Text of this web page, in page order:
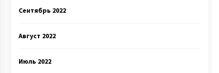
Сентябрь 2022
Август 2022
Июль 2022